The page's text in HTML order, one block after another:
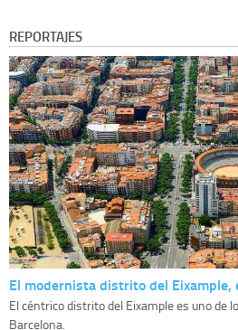
REPORTAJES
El modernista distrito del Eixample,
El céntrico distrito del Eixample es uno de
Barcelona.